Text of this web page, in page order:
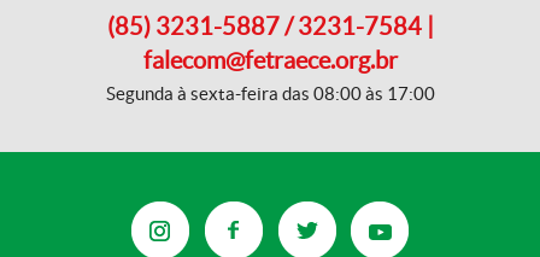
(85) 3231-5887 / 3231-7584 |
falecom@fetraece.org.br
Segunda à sexta-feira das 08:00 às 17:00